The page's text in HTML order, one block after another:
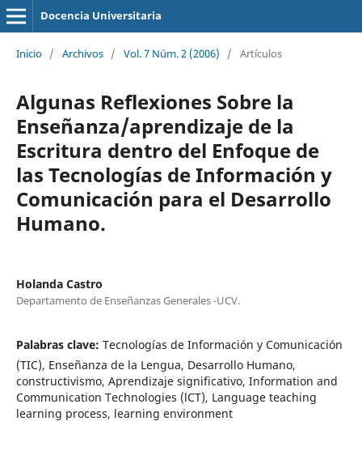
Docencia Universitaria
Inicio / Archivos / Vol. 7 Núm. 2 (2006) / Artículos
Algunas Reflexiones Sobre la
Enseñanza/aprendizaje de la
Escritura dentro del Enfoque de
las Tecnologías de Información y
Comunicación para el Desarrollo
Humano.
Holanda Castro
Departamento de Enseñanzas Generales -UCV.
Palabras clave: Tecnologías de Información y Comunicación
(TIC), Enseñanza de la Lengua, Desarrollo Humano,
constructivismo, Aprendizaje significativo, Information and
Communication Technologies (lCT), Language teaching
learning process, learning environment